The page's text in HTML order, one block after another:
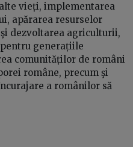
vieți, implementarea
apărarea resurselor
dezvoltarea agriculturii,
generațiile
comunităților de români
române, precum şi
a românilor să